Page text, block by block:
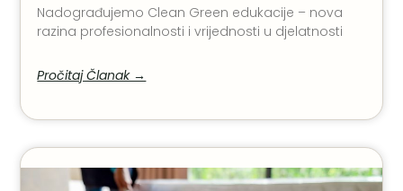
Nadograđujemo Clean Green edukacije – nova
razina profesionalnosti i vrijednosti u djelatnosti
Pročitaj Članak →